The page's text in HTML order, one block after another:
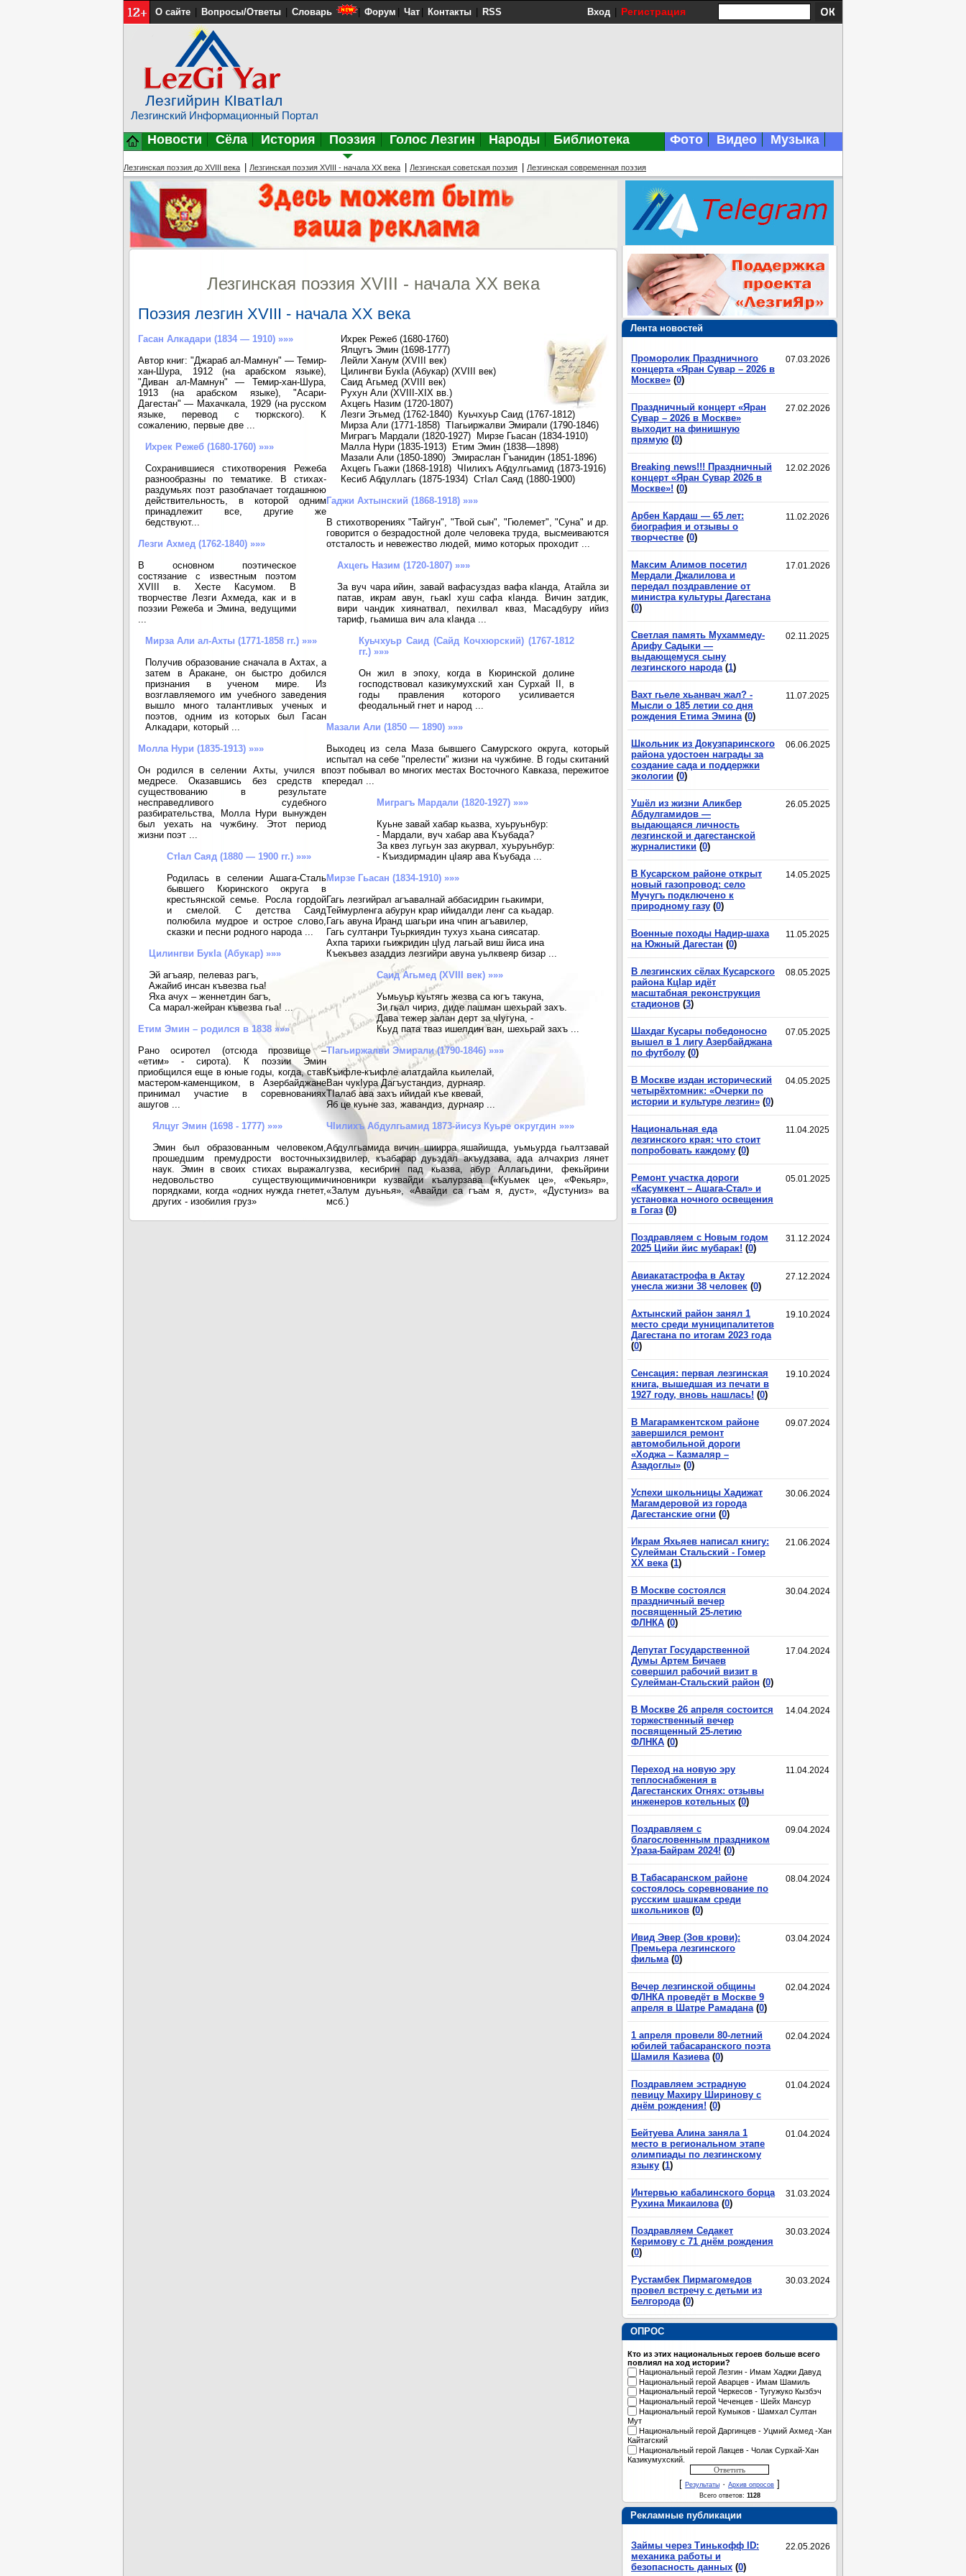
О сайте Вопросы/Ответы Словарь Форум Чат Контакты RSS Вход Регистрация
Лезгийрин КIватIал
Лезгинский Информационный Портал
Новости Сёла История Поэзия Голос Лезгин Народы Библиотека Фото Видео Музыка
Лезгинская поэзия до XVIII века Лезгинская поэзия XVIII - начала XX века Лезгинская советская поэзия Лезгинская современная поэзия
Лезгинская поэзия XVIII - начала XX века
Поэзия лезгин XVIII - начала XX века
Гасан Алкадари (1834 — 1910) »»»
Автор книг: "Джараб ал-Мамнун" — Темир-
хан-Шура, 1912 (на арабском языке),
"Диван ал-Мамнун" — Темир-хан-Шура,
1913 (на арабском языке), "Асари-
Дагестан" — Махачкала, 1929 (на русском
языке, перевод с тюркского). К
сожалению, первые две ...
Ихрек Режеб (1680-1760) »»»
Сохранившиеся стихотворения Режеба
разнообразны по тематике. В стихах-
раздумьях поэт разоблачает тогдашнюю
действительность, в которой одним
принадлежит все, другие же
бедствуют...
Лезги Ахмед (1762-1840) »»»
В основном поэтическое
состязание с известным поэтом
XVIII в. Хесте Касумом. В
творчестве Лезги Ахмеда, как и в
поэзии Режеба и Эмина, ведущими
...
Мирза Али ал-Ахты (1771-1858 гг.) »»»
Получив образование сначала в Ахтах, а
затем в Аракане, он быстро добился
признания в ученом мире. Из
возглавляемого им учебного заведения
вышло много талантливых ученых и
поэтов, одним из которых был Гасан
Алкадари, который ...
Молла Нури (1835-1913) »»»
Он родился в селении Ахты, учился в
медресе. Оказавшись без средств к
существованию в результате
несправедливого судебного
разбирательства, Молла Нури вынужден
был уехать на чужбину. Этот период
жизни поэт ...
СтIал Саяд (1880 — 1900 гг.) »»»
Родилась в селении Ашага-Сталь
бывшего Кюринского округа в
крестьянской семье. Росла гордой
и смелой. С детства Саяд
полюбила мудрое и острое слово,
сказки и песни родного народа ...
Цилингви БукIа (Абукар) »»»
Эй агъаяр, пелеваз рагъ,
Ажайиб инсан къвезва гьа!
Яха ачух – женнетдин багъ,
Са марал-жейран къвезва гьа! ...
Етим Эмин – родился в 1838 »»»
Рано осиротел (отсюда прозвище –
«етим» - сирота). К поэзии Эмин
приобщился еще в юные годы, когда, став
мастером-каменщиком, в Азербайджане
принимал участие в соревнованиях
ашугов ...
Ялцуг Эмин (1698 - 1777) »»»
Эмин был образованным человеком,
прошедшим премудрости восточных
наук. Эмин в своих стихах выражал
недовольство существующими
порядками, когда «одних нужда гнетет,
других - изобилия груз»
Ихрек Режеб (1680-1760)
Ялцугъ Эмин (1698-1777)
Лейли Ханум (XVIII век)
Цилингви БукIа (Абукар) (XVIII век)
Саид Агьмед (XVIII век)
Рухун Али (XVIII-XIX вв.)
Ахцегь Назим (1720-1807)
Лезги Эгьмед (1762-1840) Куьчхуьр Саид (1767-1812)
Мирза Али (1771-1858) ТIагьиржалви Эмирали (1790-1846)
Миграгъ Мардали (1820-1927) Мирзе Гьасан (1834-1910)
Малла Нури (1835-1913) Етим Эмин (1838—1898)
Мазали Али (1850-1890) Эмираслан Гъанидин (1851-1896)
Ахцегь Гьажи (1868-1918) ЧIилихъ Абдулгьамид (1873-1916)
Кесиб Абдуллагь (1875-1934) СтIал Саяд (1880-1900)
Гаджи Ахтынский (1868-1918) »»»
В стихотворениях "Тайгун", "Твой сын", "Гюлемет", "Суна" и др.
говорится о безрадостной доле человека труда, высмеиваются
отсталость и невежество людей, мимо которых проходит ...
Ахцегь Назим (1720-1807) »»»
За вуч чара ийин, завай вафасуздаз вафа кIанда, Атайла зи
патав, икрам авун, гьакI хуш сафа кIанда. Вичин затдик,
вири чандик хиянатвал, пехилвал кваз, Масадбуру ийиз
тариф, гьамиша вич ала кIанда ...
Куьчхуьр Саид (Сайд Кочхюрский) (1767-1812
гг.) »»»
Он жил в эпоху, когда в Кюринской долине
господствовал казикумухский хан Сурхай II, в
годы правления которого усиливается
феодальный гнет и народ ...
Мазали Али (1850 — 1890) »»»
Выходец из села Маза бывшего Самурского округа, который
испытал на себе "прелести" жизни на чужбине. В годы скитаний
поэт побывал во многих местах Восточного Кавказа, пережитое
передал ...
Миграгъ Мардали (1820-1927) »»»
Куьне завай хабар кьазва, хуьруьнбур:
- Мардали, вуч хабар ава Къубада?
За квез лугьун заз акурвал, хуьруьнбур:
- Къиздирмадин цIаяр ава Къубада ...
Мирзе Гьасан (1834-1910) »»»
Гагь лезгийрал агъавалнай аббасидрин гьакимри,
Теймурленга абурун крар ийидалди ленг са кьадар.
Гагь авуна Иранд шагьри ина чпин агъавилер,
Гагь султанри Туьркиядин тухуз хьана сиясатар.
Ахпа тарихи гьижридин цIуд лагьай виш йиса ина
Къекъвез азаддиз лезгийри авуна уьлквеяр бизар ...
Саид Агьмед (XVIII век) »»»
Уьмьуьр куьтягь жезва са югъ такуна,
Зи гьал чириз, диде пашман шехьрай захъ.
Дава тежер залан дерт за чIугуна, -
Кьуд пата тваз ишелдин ван, шехьрай захъ ...
ТIагьиржалви Эмирали (1790-1846) »»»
Къифле-къифле алатдайла кьилелай,
Ван чукIура Дагъустандиз, дурнаяр.
ТIалаб ава захъ ийидай къе квевай,
Яб це куьне заз, жавандиз, дурнаяр ...
ЧIилихъ Абдулгьамид 1873-йисуз Куьре округдин »»»
Абдулгьамида вичин шиирра яшайишда, уьмьурда гьалтзавай
зидвилер, къабарар дуьздал акъудзава, ада алчахриз лянет
гузва, кесибрин пад кьазва, абур Аллагьдини, фекьйрини
чиновникри кузвайди къалурзава («Куьмек це», «Фекьяр»,
«Залум дуьнья», «Авайди са гъам я, дуст», «Дустуниз» ва
мсб.)
Лента новостей
07.03.2026
Проморолик Праздничного
концерта «Яран Сувар – 2026 в
Москве» (0)
27.02.2026
Праздничный концерт «Яран
Сувар – 2026 в Москве»
выходит на финишную
прямую (0)
12.02.2026
Breaking news!!! Праздничный
концерт «Яран Сувар 2026 в
Москве»! (0)
11.02.2026
Арбен Кардаш — 65 лет:
биография и отзывы о
творчестве (0)
17.01.2026
Максим Алимов посетил
Мердали Джалилова и
передал поздравление от
министра культуры Дагестана
(0)
02.11.2025
Светлая память Мухаммеду-
Арифу Садыки —
выдающемуся сыну
лезгинского народа (1)
11.07.2025
Вахт гьеле хьанвач жал? -
Мысли о 185 летии со дня
рождения Етима Эмина (0)
06.06.2025
Школьник из Докузпаринского
района удостоен награды за
создание сада и поддержки
экологии (0)
26.05.2025
Ушёл из жизни Аликбер
Абдулгамидов —
выдающаяся личность
лезгинской и дагестанской
журналистики (0)
14.05.2025
В Кусарском районе открыт
новый газопровод: село
Мучугъ подключено к
природному газу (0)
11.05.2025
Военные походы Надир-шаха
на Южный Дагестан (0)
08.05.2025
В лезгинских сёлах Кусарского
района КцIар идёт
масштабная реконструкция
стадионов (3)
07.05.2025
Шахдаг Кусары победоносно
вышел в 1 лигу Азербайджана
по футболу (0)
04.05.2025
В Москве издан исторический
четырёхтомник: «Очерки по
истории и культуре лезгин» (0)
11.04.2025
Национальная еда
лезгинского края: что стоит
попробовать каждому (0)
05.01.2025
Ремонт участка дороги
«Касумкент – Ашага-Стал» и
установка ночного освещения
в Гогаз (0)
31.12.2024
Поздравляем с Новым годом
2025 Цийи йис мубарак! (0)
27.12.2024
Авиакатастрофа в Актау
унесла жизни 38 человек (0)
19.10.2024
Ахтынский район занял 1
место среди муниципалитетов
Дагестана по итогам 2023 года
(0)
19.10.2024
Сенсация: первая лезгинская
книга, вышедшая из печати в
1927 году, вновь нашлась! (0)
09.07.2024
В Магарамкентском районе
завершился ремонт
автомобильной дороги
«Ходжа – Казмаляр –
Азадоглы» (0)
30.06.2024
Успехи школьницы Хадижат
Магамдеровой из города
Дагестанские огни (0)
21.06.2024
Икрам Яхьяев написал книгу:
Сулейман Стальский - Гомер
XX века (1)
30.04.2024
В Москве состоялся
праздничный вечер
посвященный 25-летию
ФЛНКА (0)
17.04.2024
Депутат Государственной
Думы Артем Бичаев
совершил рабочий визит в
Сулейман-Стальский район (0)
14.04.2024
В Москве 26 апреля состоится
торжественный вечер
посвященный 25-летию
ФЛНКА (0)
11.04.2024
Переход на новую эру
теплоснабжения в
Дагестанских Огнях: отзывы
инженеров котельных (0)
09.04.2024
Поздравляем с
благословенным праздником
Ураза-Байрам 2024! (0)
08.04.2024
В Табасаранском районе
состоялось соревнование по
русским шашкам среди
школьников (0)
03.04.2024
Ивид Эвер (Зов крови):
Премьера лезгинского
фильма (0)
02.04.2024
Вечер лезгинской общины
ФЛНКА проведёт в Москве 9
апреля в Шатре Рамадана (0)
02.04.2024
1 апреля провели 80-летний
юбилей табасаранского поэта
Шамиля Казиева (0)
01.04.2024
Поздравляем эстрадную
певицу Махиру Ширинову с
днём рождения! (0)
01.04.2024
Бейтуева Алина заняла 1
место в региональном этапе
олимпиады по лезгинскому
языку (1)
31.03.2024
Интервью кабалинского борца
Рухина Микаилова (0)
30.03.2024
Поздравляем Седакет
Керимову с 71 днём рождения
(0)
30.03.2024
Рустамбек Пирмагомедов
провел встречу с детьми из
Белгорода (0)
ОПРОС
Кто из этих национальных героев больше всего
повлиял на ход истории?
Национальный герой Лезгин - Имам Хаджи Давуд
Национальный герой Аварцев - Имам Шамиль
Национальный герой Черкесов - Тугужуко Кызбэч
Национальный герой Чеченцев - Шейх Мансур
Национальный герой Кумыков - Шамхал Султан
Мут
Национальный герой Даргинцев - Уцмий Ахмед -Хан
Кайтагский
Национальный герой Лакцев - Чолак Сурхай-Хан
Казикумухский.
[ Результаты · Архив опросов ]
Всего ответов: 1128
Рекламные публикации
22.05.2026
Займы через Тинькофф ID:
механика работы и
безопасность данных (0)